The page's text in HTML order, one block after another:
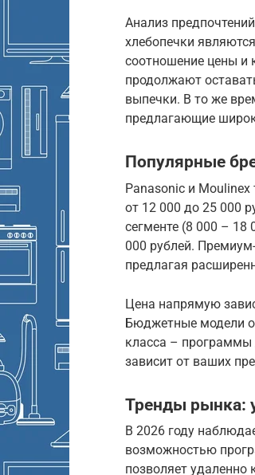
Анализ
хлебопечки
соотношение цены и
продолжают
выпечки. В то же
предлагающие
Популярные
Panasonic и
от 12 000 до 25 000
сегменте (8 000 –
000 рублей.
предлагая
Цена напрямую
Бюджетные модели
класса – программы
зависит от ваших
Тренды рынка:
В 2026 году
возможностью
позволяет удаленно